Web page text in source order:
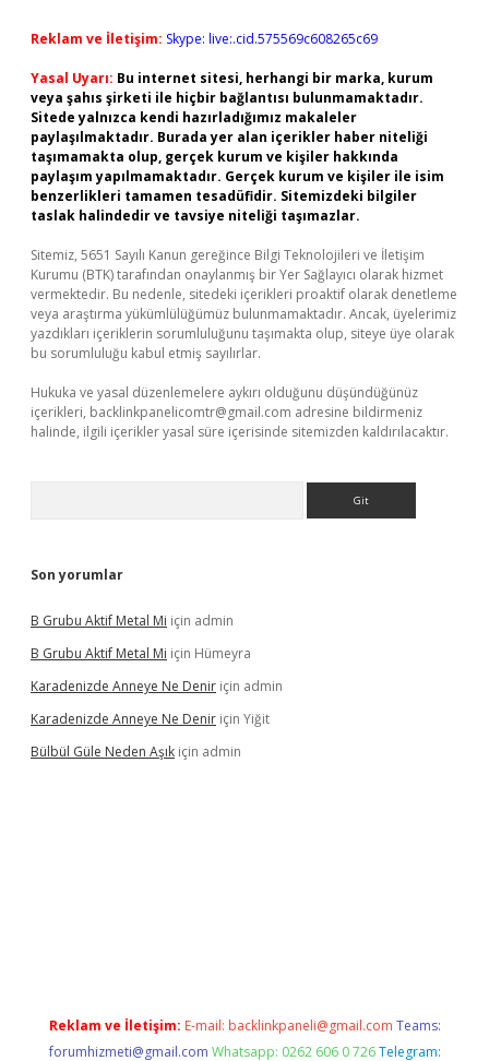
Reklam ve İletişim: Skype: live:.cid.575569c608265c69
Yasal Uyarı: Bu internet sitesi, herhangi bir marka, kurum
veya şahıs şirketi ile hiçbir bağlantısı bulunmamaktadır.
Sitede yalnızca kendi hazırladığımız makaleler
paylaşılmaktadır. Burada yer alan içerikler haber niteliği
taşımamakta olup, gerçek kurum ve kişiler hakkında
paylaşım yapılmamaktadır. Gerçek kurum ve kişiler ile isim
benzerlikleri tamamen tesadüfidir. Sitemizdeki bilgiler
taslak halindedir ve tavsiye niteliği taşımazlar.
Sitemiz, 5651 Sayılı Kanun gereğince Bilgi Teknolojileri ve İletişim
Kurumu (BTK) tarafından onaylanmış bir Yer Sağlayıcı olarak hizmet
vermektedir. Bu nedenle, sitedeki içerikleri proaktif olarak denetleme
veya araştırma yükümlülüğümüz bulunmamaktadır. Ancak, üyelerimiz
yazdıkları içeriklerin sorumluluğunu taşımakta olup, siteye üye olarak
bu sorumluluğu kabul etmiş sayılırlar.
Hukuka ve yasal düzenlemelere aykırı olduğunu düşündüğünüz
içerikleri, backlinkpanelicomtr@gmail.com adresine bildirmeniz
halinde, ilgili içerikler yasal süre içerisinde sitemizden kaldırılacaktır.
Son yorumlar
B Grubu Aktif Metal Mi için admin
B Grubu Aktif Metal Mi için Hümeyra
Karadenizde Anneye Ne Denir için admin
Karadenizde Anneye Ne Denir için Yiğit
Bülbül Güle Neden Aşık için admin
Reklam ve İletişim: E-mail: backlinkpaneli@gmail.com Teams:
forumhizmeti@gmail.com Whatsapp: 0262 606 0 726 Telegram: